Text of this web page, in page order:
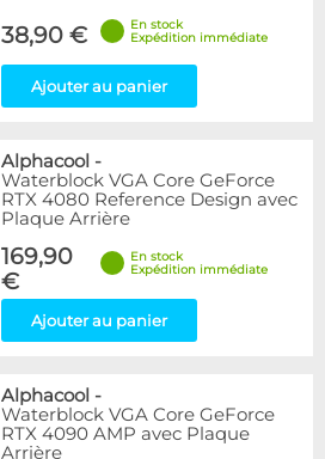
38,90 €
En stock
Expédition immédiate
Ajouter au panier
Alphacool -
Waterblock VGA Core GeForce
RTX 4080 Reference Design avec
Plaque Arrière
169,90
€
En stock
Expédition immédiate
Ajouter au panier
Alphacool -
Waterblock VGA Core GeForce
RTX 4090 AMP avec Plaque
Arrière